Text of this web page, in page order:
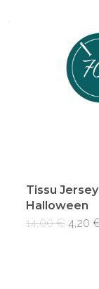
Tissu Jersey
Halloween
14,00€ Le
prix
4,20